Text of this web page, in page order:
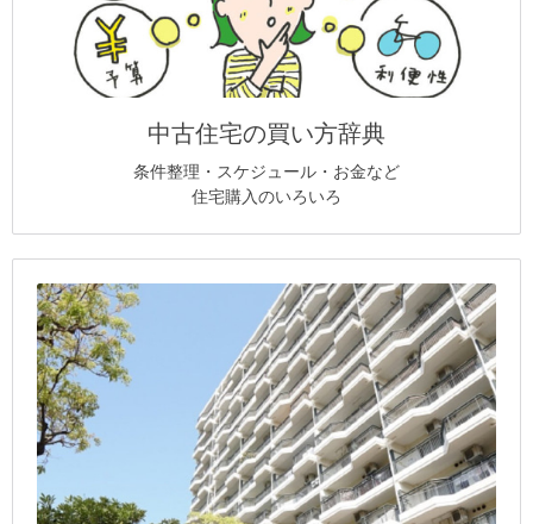
中古住宅の買い方辞典
条件整理・スケジュール・お金など
住宅購入のいろいろ